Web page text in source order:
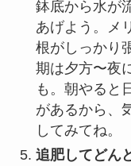
鉢底から水が
あげよう。メ
根がしっかり
期は夕方〜夜
も。朝やると
があるから、
してみてね。
追肥してどん